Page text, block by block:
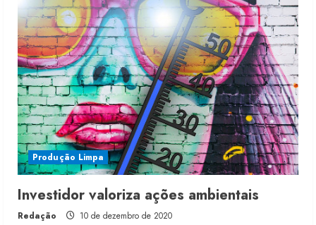
Produção Limpa
Investidor valoriza ações ambientais
Redação 10 de dezembro de 2020
Moda vende US$63,7 bilhões em
produtos licenciados
6 de agosto de 2026